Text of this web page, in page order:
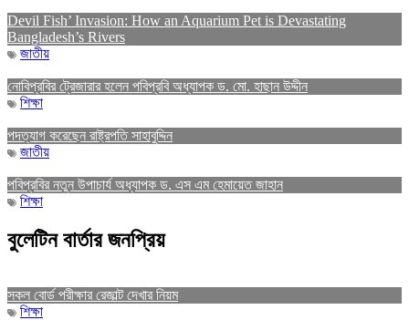
Devil Fish’ Invasion: How an Aquarium Pet is Devastating
Bangladesh’s Rivers
জাতীয়
নোবিপ্রবির ট্রেজারার হলেন পবিপ্রবি অধ্যাপক ড. মো. হাছান উদ্দীন
শিক্ষা
পদত্যাগ করেছেন রাষ্ট্রপতি সাহাবুদ্দিন
জাতীয়
পবিপ্রবির নতুন উপাচার্য অধ্যাপক ড. এস এম হেমায়েত জাহান
শিক্ষা
বুলেটিন বার্তার জনপ্রিয়
সকল বোর্ড পরীক্ষার রেজাল্ট দেখার নিয়ম
শিক্ষা